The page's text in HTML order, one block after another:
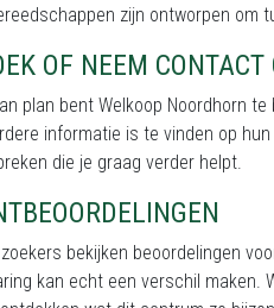
zijn ontworpen om
OF NEEM
plan bent Welkoop Noordhorn
informatie is te vinden op
die je graag verder helpt.
bekijken beoordelingen
kan echt een verschil maken.